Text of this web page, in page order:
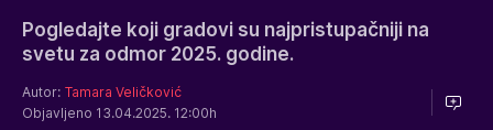
Pogledajte koji gradovi su najpristupačniji na
svetu za odmor 2025. godine.
Autor: Tamara Veličković
Objavljeno 13.04.2025. 12:00h